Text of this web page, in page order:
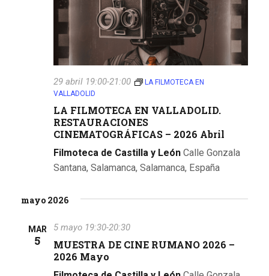
t
a
s
d
e
E
v
e
n
o
29 abril 19:00-21:00
LA FILMOTECA EN
VALLADOLID
LA FILMOTECA EN VALLADOLID.
RESTAURACIONES
CINEMATOGRÁFICAS – 2026 Abril
Filmoteca de Castilla y León Calle Gonzala
Santana, Salamanca, Salamanca, España
mayo 2026
MAR
5
5 mayo 19:30-20:30
MUESTRA DE CINE RUMANO 2026 –
2026 Mayo